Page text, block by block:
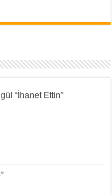
“İhanet Ettin”